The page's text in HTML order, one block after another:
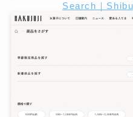
Search｜